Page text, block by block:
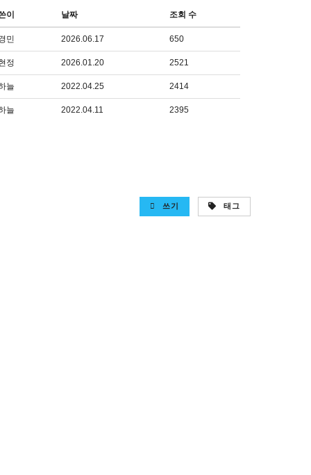
이 날짜 조회 수
민 2026.06.17 650
정 2026.01.20 2521
늘 2022.04.25 2414
늘 2022.04.11 2395
쓰기 태그